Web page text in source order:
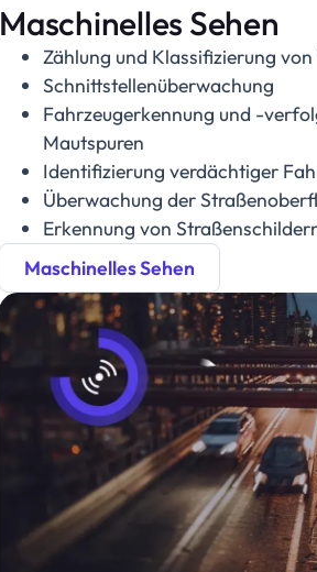
Maschinelles Sehen
Zählung und Klassifizierung
Schnittstellenüberwachung
Fahrzeugerkennung und -
Mautspuren
Identifizierung verdächtiger
Überwachung der
Erkennung von
Maschinelles Sehen